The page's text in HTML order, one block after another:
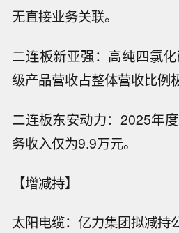
无直接业务关联。
二连板新亚强：高纯四氯
级产品营收占整体营收比例
二连板东安动力：2025年
务收入仅为9.9万元。
【增减持】
太阳电缆：亿力集团拟减持